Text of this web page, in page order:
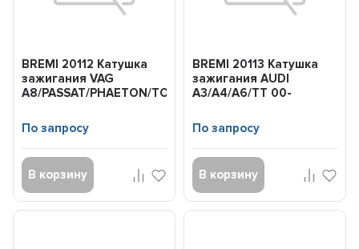
BREMI 20112 Катушка
зажигания VAG
A8/PASSAT/PHAETON/TOUAREG/CONTINENTAL
По запросу
В корзину
BREMI 20113 Катушка
зажигания AUDI
A3/A4/A6/TT 00-
По запросу
В корзину